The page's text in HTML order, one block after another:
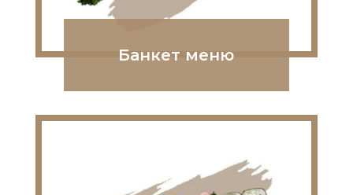
Банкет меню